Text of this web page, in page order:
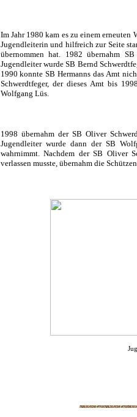
Im Jahr 1980 kam es zu einem erneuten
Jugendleiterin und hilfreich zur Seite
übernommen hat. 1982 übernahm
Jugendleiter wurde SB Bernd
1990 konnte SB Hermanns das Amt
Schwerdtfeger, der dieses Amt bis
Wolfgang Lüs.
1998 übernahm der SB Oliver
Jugendleiter wurde dann der SB
wahrnimmt. Nachdem der SB Oliver
verlassen musste, übernahm die